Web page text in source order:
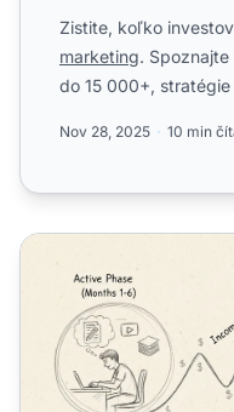
Zistite, koľko
marketing.
do 15 000+,
Nov 28, 2025 10 min
Je affiliate marketing